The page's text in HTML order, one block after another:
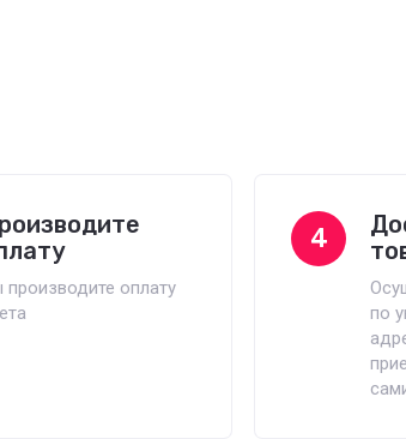
производите оплату
4
по